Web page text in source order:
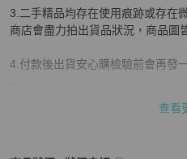
3.二手精品均存在使用痕跡或存在
商店會盡力拍出貨品狀況，商品圖
4.付款後出貨安心購檢驗前會再發
查看